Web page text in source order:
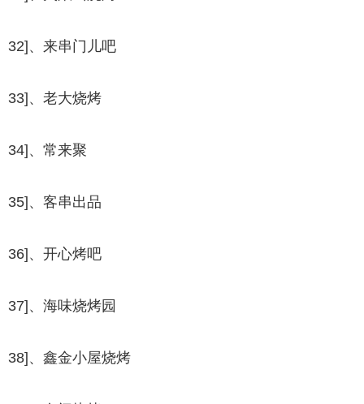
32]、来串门儿吧
33]、老大烧烤
34]、常来聚
35]、客串出品
36]、开心烤吧
37]、海味烧烤园
38]、鑫金小屋烧烤